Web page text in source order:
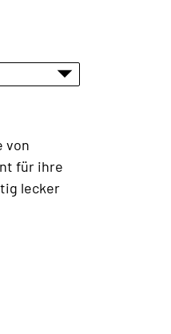
von
für ihre
lecker